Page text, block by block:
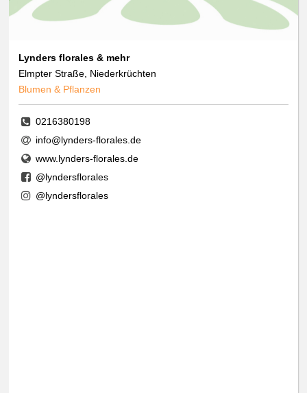
Lynders florales & mehr
Elmpter Straße, Niederkrüchten
Blumen & Pflanzen
0216380198
info@lynders-florales.de
www.lynders-florales.de
@lyndersflorales
@lyndersflorales